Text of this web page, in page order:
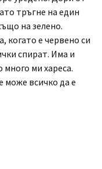
тръгне на един
на зелено.
когато е червено си
спират. Има и
много ми хареса.
може всичко да е